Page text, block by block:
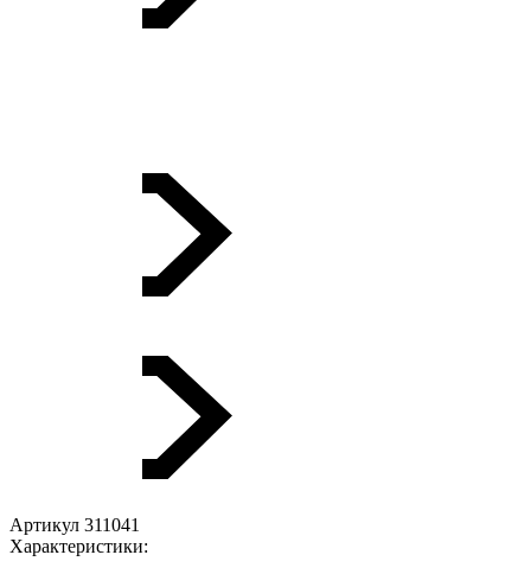
Артикул 311041
Характеристики: